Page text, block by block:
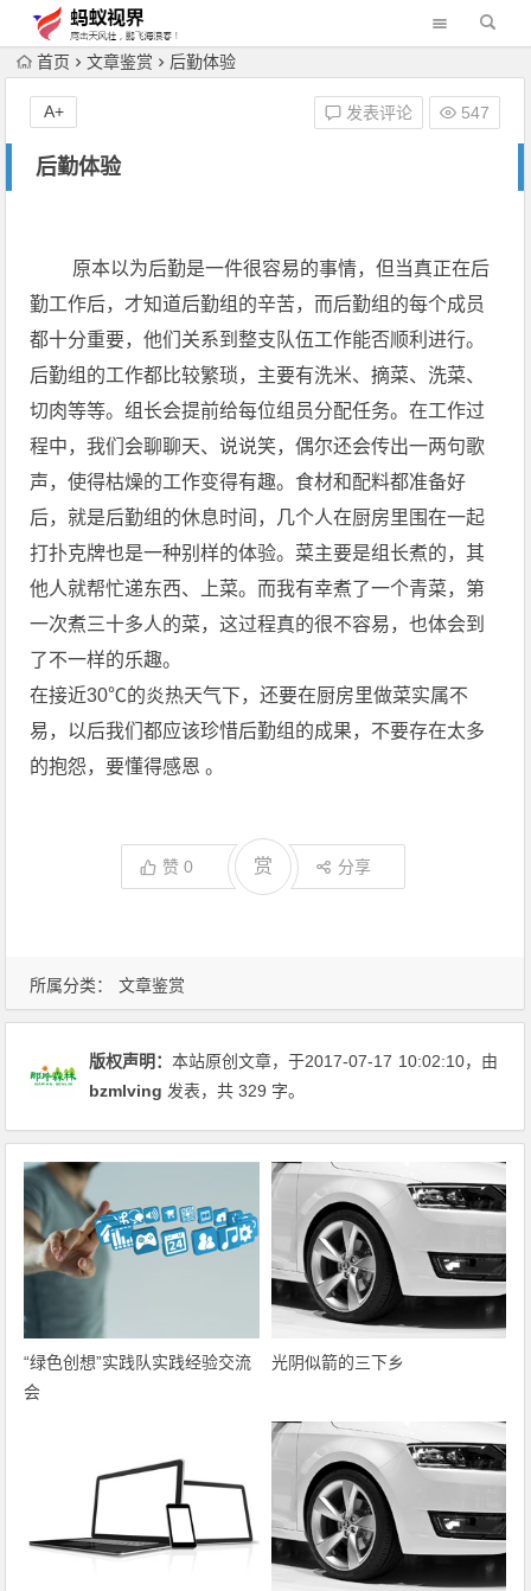
首页 文章鉴赏 后勤体验
后勤体验
发表评论 547
A+
所属分类： 文章鉴赏
原本以为后勤是一件很容易的事情，但当真正在后
勤工作后，才知道后勤组的辛苦，而后勤组的每个成员
都十分重要，他们关系到整支队伍工作能否顺利进行。
后勤组的工作都比较繁琐，主要有洗米、摘菜、洗菜、
切肉等等。组长会提前给每位组员分配任务。在工作过
程中，我们会聊聊天、说说笑，偶尔还会传出一两句歌
声，使得枯燥的工作变得有趣。食材和配料都准备好
后，就是后勤组的休息时间，几个人在厨房里围在一起
打扑克牌也是一种别样的体验。菜主要是组长煮的，其
他人就帮忙递东西、上菜。而我有幸煮了一个青菜，第
一次煮三十多人的菜，这过程真的很不容易，也体会到
了不一样的乐趣。
在接近30℃的炎热天气下，还要在厨房里做菜实属不
易，以后我们都应该珍惜后勤组的成果，不要存在太多
的抱怨，要懂得感恩 。
赞0 赏 分享
版权声明：本站原创文章，于2017-07-17 10:02:10，由
bzmlving 发表，共 329 字。
“绿色创想”实践队实践经验交流
会
光阴似箭的三下乡